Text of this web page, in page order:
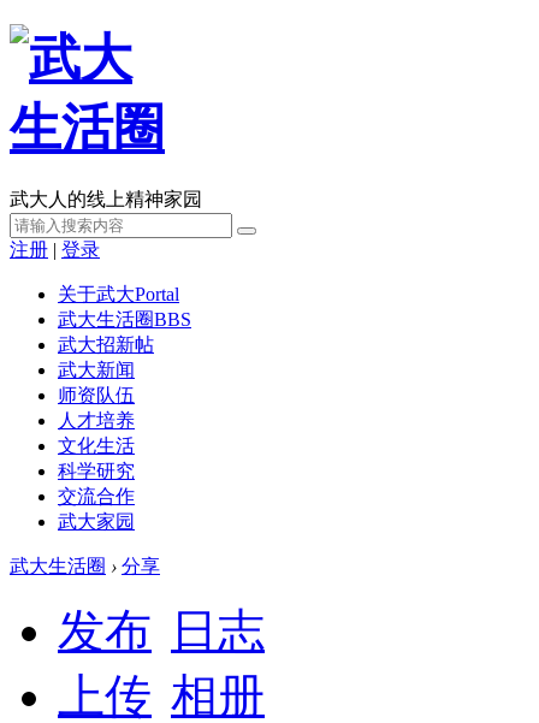
武大人的线上精神家园
注册 | 登录
关于武大Portal
武大生活圈BBS
武大招新帖
武大新闻
师资队伍
人才培养
文化生活
科学研究
交流合作
武大家园
武大生活圈 › 分享
发布
日志
上传 相册